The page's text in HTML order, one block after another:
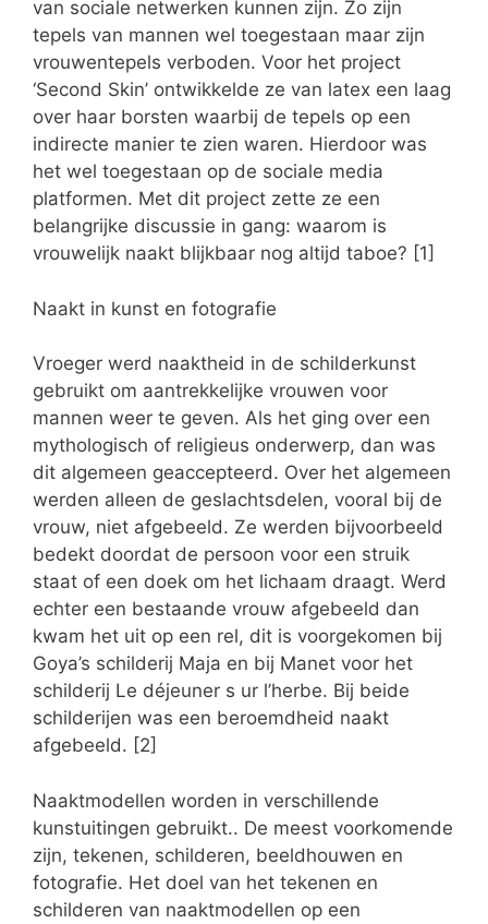
van sociale netwerken kunnen zijn. Zo zijn
tepels van mannen wel toegestaan maar zijn
vrouwentepels verboden. Voor het project
‘Second Skin’ ontwikkelde ze van latex een laag
over haar borsten waarbij de tepels op een
indirecte manier te zien waren. Hierdoor was
het wel toegestaan op de sociale media
platformen. Met dit project zette ze een
belangrijke discussie in gang: waarom is
vrouwelijk naakt blijkbaar nog altijd taboe? [1]
Naakt in kunst en fotografie
Vroeger werd naaktheid in de schilderkunst
gebruikt om aantrekkelijke vrouwen voor
mannen weer te geven. Als het ging over een
mythologisch of religieus onderwerp, dan was
dit algemeen geaccepteerd. Over het algemeen
werden alleen de geslachtsdelen, vooral bij de
vrouw, niet afgebeeld. Ze werden bijvoorbeeld
bedekt doordat de persoon voor een struik
staat of een doek om het lichaam draagt. Werd
echter een bestaande vrouw afgebeeld dan
kwam het uit op een rel, dit is voorgekomen bij
Goya’s schilderij Maja en bij Manet voor het
schilderij Le déjeuner s ur l’herbe. Bij beide
schilderijen was een beroemdheid naakt
afgebeeld. [2]
Naaktmodellen worden in verschillende
kunstuitingen gebruikt.. De meest voorkomende
zijn, tekenen, schilderen, beeldhouwen en
fotografie. Het doel van het tekenen en
schilderen van naaktmodellen op een